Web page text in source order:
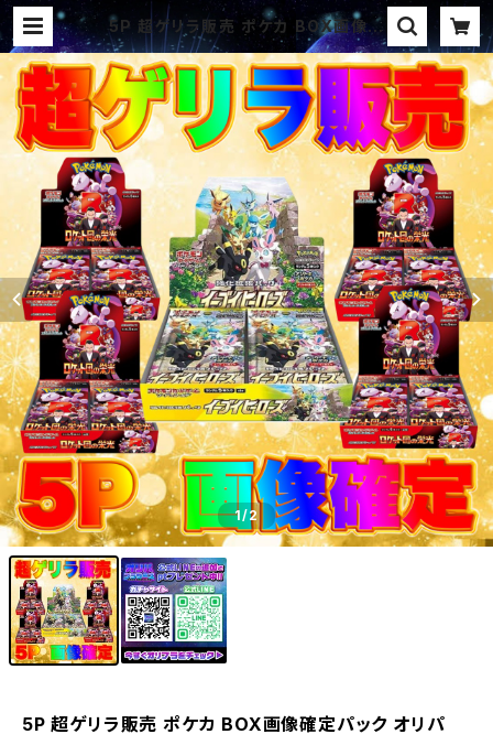
5P 超ゲリラ販売 ポケカ BOX画像確
定パック オリパ | オリパ ブラザー
ズ オリパ専門店 (ポケカ、ワンピー
ス、遊戯王、ヴァイス、ドラゴンボール)
1/2
5P 超ゲリラ販売 ポケカ BOX画像確定パック オリパ